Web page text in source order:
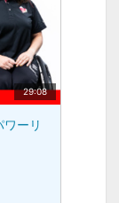
29:08
ワーリ